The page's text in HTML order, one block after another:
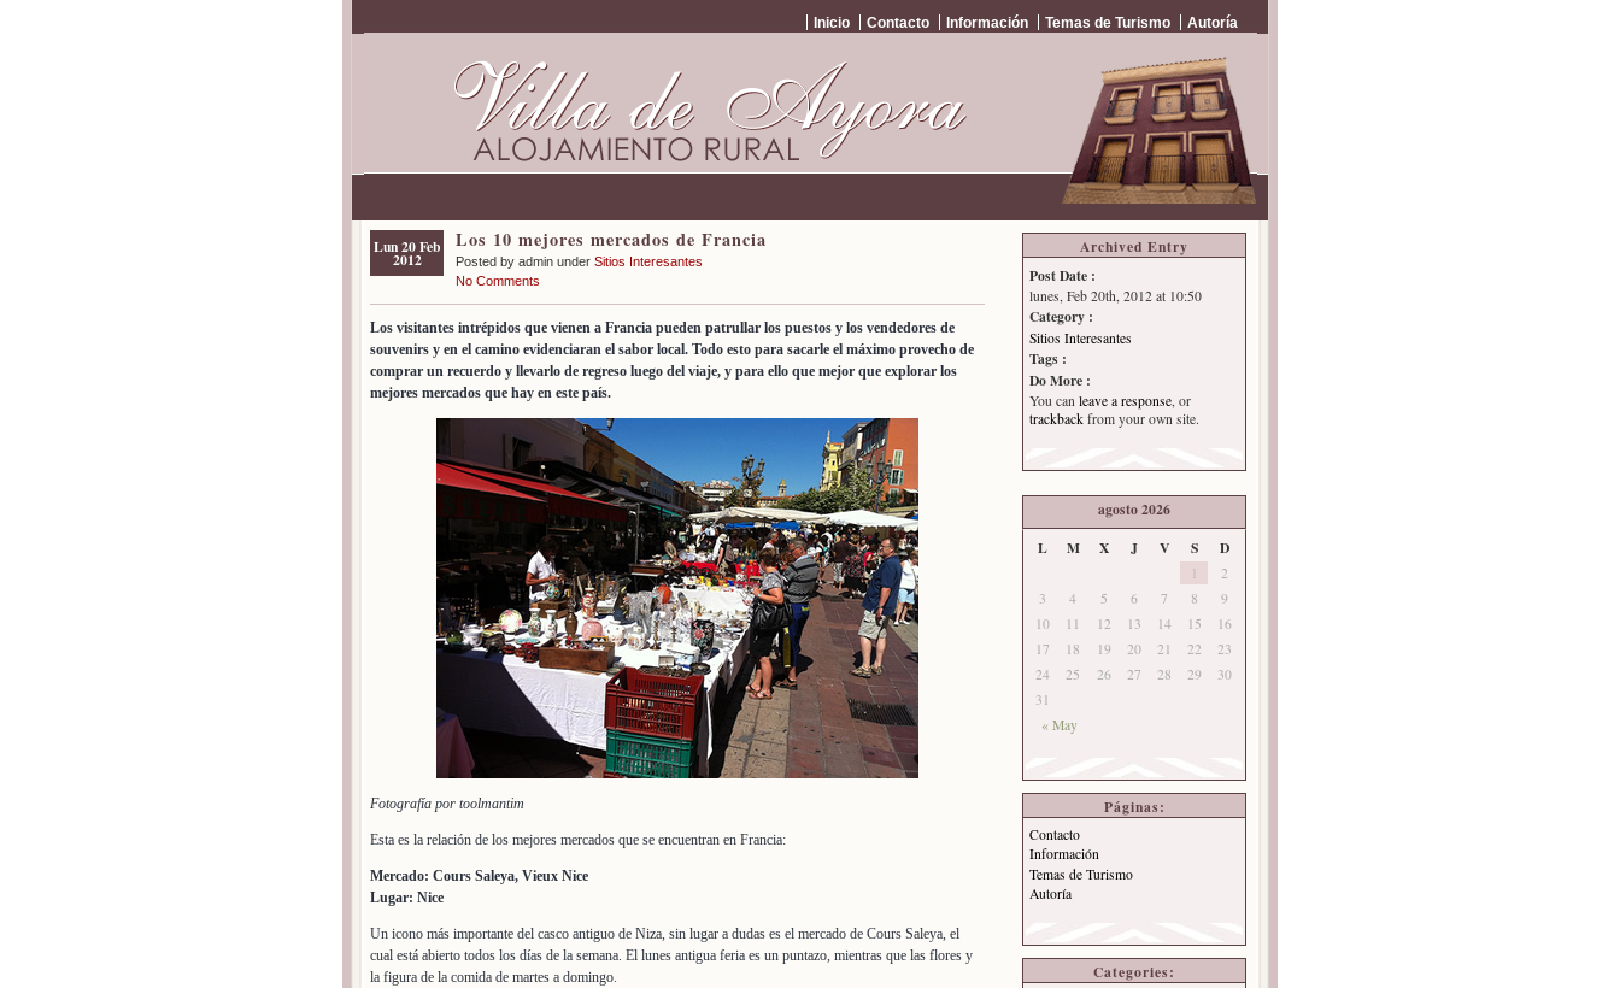
Inicio Contacto Información Temas de Turismo Autoría
Lun 20 Feb
2012
Los 10 mejores mercados de Francia
Posted by admin under Sitios Interesantes
No Comments
Los visitantes intrépidos que vienen a Francia pueden patrullar los puestos y los vendedores de
souvenirs y en el camino evidenciaran el sabor local. Todo esto para sacarle el máximo provecho de
comprar un recuerdo y llevarlo de regreso luego del viaje, y para ello que mejor que explorar los
mejores mercados que hay en este país.
Fotografía por toolmantim
Esta es la relación de los mejores mercados que se encuentran en Francia:
Mercado: Cours Saleya, Vieux Nice
Lugar: Nice
Un icono más importante del casco antiguo de Niza, sin lugar a dudas es el mercado de Cours Saleya, el
cual está abierto todos los días de la semana. El lunes antigua feria es un puntazo, mientras que las flores y
la figura de la comida de martes a domingo.
Archived Entry
Post Date :
lunes, Feb 20th, 2012 at 10:50
Category :
Sitios Interesantes
Tags :
Do More :
You can leave a response, or
trackback from your own site.
agosto 2026
L
M X J V S D
« May
1
2
3
4 5 6 7 8
9
10
11 12 13 14 15
16
17
18 19 20 21 22
23
24
25 26 27 28 29
30
31
Páginas:
Contacto
Información
Temas de Turismo
Autoría
Categories: